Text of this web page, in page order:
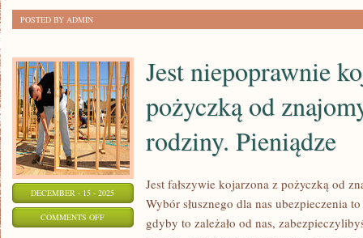
POSTED BY ADMIN
DECEMBER - 15 - 2025
COMMENTS OFFON
Jest niepoprawnie
pożyczką od
rodziny. Pieniądze
Jest fałszywie kojarzona z pożyczką od
Wybór słusznego dla nas ubezpieczenia
gdyby to zależało od nas,